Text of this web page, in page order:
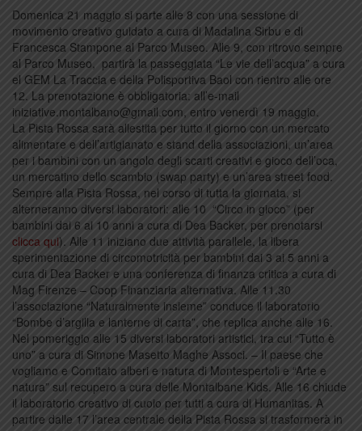
Domenica 21 maggio si parte alle 8 con una sessione di
movimento creativo guidato a cura di Madalina Sirbu e di
Francesca Stampone al Parco Museo. Alle 9, con ritrovo sempre
al Parco Museo, partirà la passeggiata “Le vie dell’acqua” a cura
el GEM La Traccia e della Polisportiva Baol con rientro alle ore
12. La prenotazione è obbligatoria: all’e-mail
iniziative.montalbano@gmail.com, entro venerdì 19 maggio.
La Pista Rossa sarà allestita per tutto il giorno con un mercato
alimentare e dell’artigianato e stand della associazioni, un’area
per i bambini con un angolo degli scarti creativi e gioco dell’oca,
un mercatino dello scambio (swap party) e un’area street food.
Sempre alla Pista Rossa, nel corso di tutta la giornata, si
alterneranno diversi laboratori: alle 10 “Circo in gioco” (per
bambini dai 6 ai 10 anni a cura di Dea Backer, per prenotarsi
clicca qui). Alle 11 iniziano due attività parallele, la libera
sperimentazione di circomotricità per bambini dai 3 ai 5 anni a
cura di Dea Backer e una conferenza di finanza critica a cura di
Mag Firenze – Coop Finanziaria alternativa. Alle 11.30
l’associazione “Naturalmente insieme” conduce il laboratorio
“Bombe d’argilla e lanterne di carta”, che replica anche alle 16.
Nel pomeriggio alle 15 diversi laboratori artistici, tra cui “Tutto è
uno” a cura di Simone Masetto Maghe Associ. – Il paese che
vogliamo e Comitato alberi e natura di Montespertoli e “Arte e
natura” sul recupero a cura delle Montalbane Kids. Alle 16 chiude
il laboratorio creativo di cuoio per tutti a cura di Humanitas. A
partire dalle 17 l’area centrale della Pista Rossa si trasformerà in